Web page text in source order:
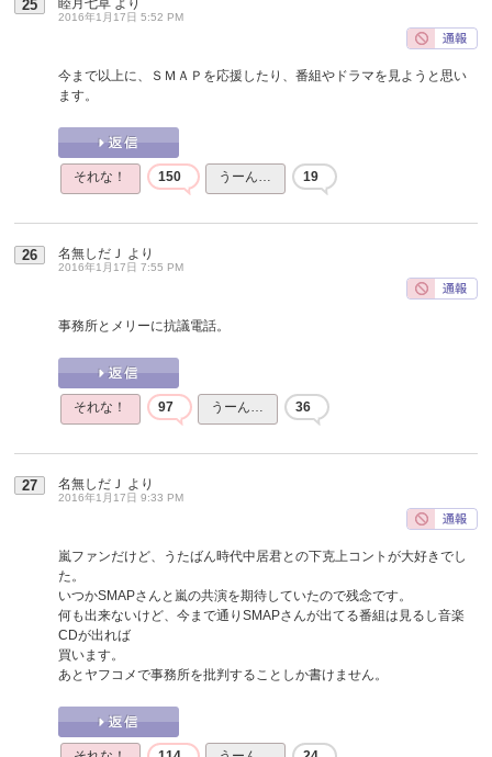
25
2016年1月17日 5:52 PM
今まで以上に、ＳＭＡＰを応援したり、番組やドラマを見ようと思い
ます。
それな！ 150 うーん… 19
26 名無しだＪ より
2016年1月17日 7:55 PM
事務所とメリーに抗議電話。
それな！ 97 うーん… 36
27 名無しだＪ より
2016年1月17日 9:33 PM
嵐ファンだけど、うたばん時代中居君との下克上コントが大好きでし
た。
いつかSMAPさんと嵐の共演を期待していたので残念です。
何も出来ないけど、今まで通りSMAPさんが出てる番組は見るし音楽
CDが出れば
買います。
あとヤフコメで事務所を批判することしか書けません。